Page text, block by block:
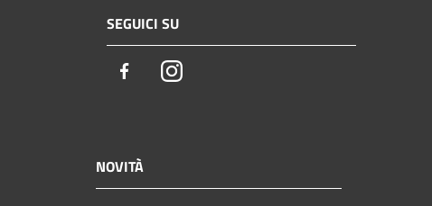
SEGUICI SU
FacebookInstagram
NOVITÀ